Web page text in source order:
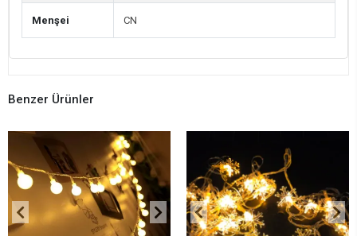
Menşei CN
Benzer Ürünler